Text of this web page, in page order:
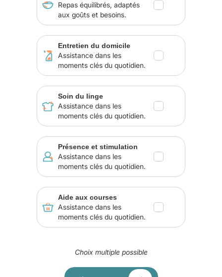
Repas équilibrés, adaptés
aux goûts et besoins.
Entretien du domicile
Assistance dans les
moments clés du quotidien.
Soin du linge
Assistance dans les
moments clés du quotidien.
Présence et stimulation
Assistance dans les
moments clés du quotidien.
Aide aux courses
Assistance dans les
moments clés du quotidien.
Choix multiple possible